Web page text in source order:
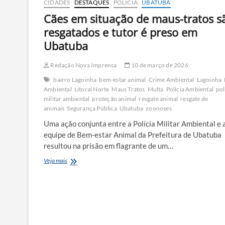
CIDADES DESTAQUES POLÍCIA UBATUBA
Cães em situação de maus-tratos
resgatados e tutor é preso em
Ubatuba
Redação Nova Imprensa
10 de março de 2026
bairro Lagoinha bem-estar animal Crime Ambiental Lagoinha
Ambiental Litoral Norte Maus Tratos Multa Polícia Ambiental
militar ambiental proteção animal resgate animal resgate de
animais Segurança Pública Ubatuba zoonoses
Uma ação conjunta entre a Polícia Militar Ambiental e
equipe de Bem-estar Animal da Prefeitura de Ubatuba
resultou na prisão em flagrante de um…
Veja maisCães